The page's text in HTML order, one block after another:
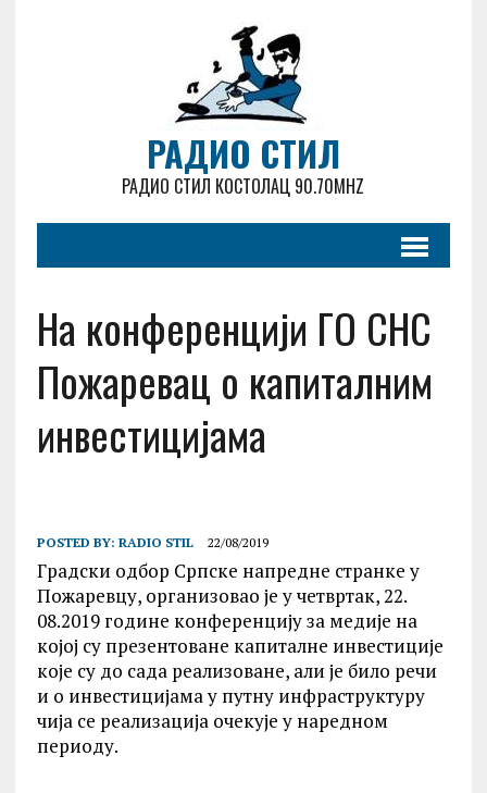
РАДИО СТИЛ
РАДИО СТИЛ КОСТОЛАЦ 90.70MHZ
На конференцији ГО СНС
Пожаревац о капиталним
инвестицијама
POSTED BY: RADIO STIL 22/08/2019
Градски одбор Српске напредне странке у
Пожаревцу, организовао је у четвртак, 22.
08.2019 године конференцију за медије на
којој су презентоване капиталне инвестиције
које су до сада реализоване, али је било речи
и о инвестицијама у путну инфраструктуру
чија се реализација очекује у наредном
периоду.